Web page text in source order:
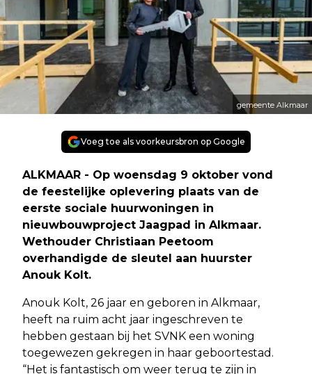
gemeente Alkmaar
Voeg toe als voorkeursbron op Google
ALKMAAR - Op woensdag 9 oktober vond
de feestelijke oplevering plaats van de
eerste sociale huurwoningen in
nieuwbouwproject Jaagpad in Alkmaar.
Wethouder Christiaan Peetoom
overhandigde de sleutel aan huurster
Anouk Kolt.
Anouk Kolt, 26 jaar en geboren in Alkmaar,
heeft na ruim acht jaar ingeschreven te
hebben gestaan bij het SVNK een woning
toegewezen gekregen in haar geboortestad.
“Het is fantastisch om weer terug te zijn in